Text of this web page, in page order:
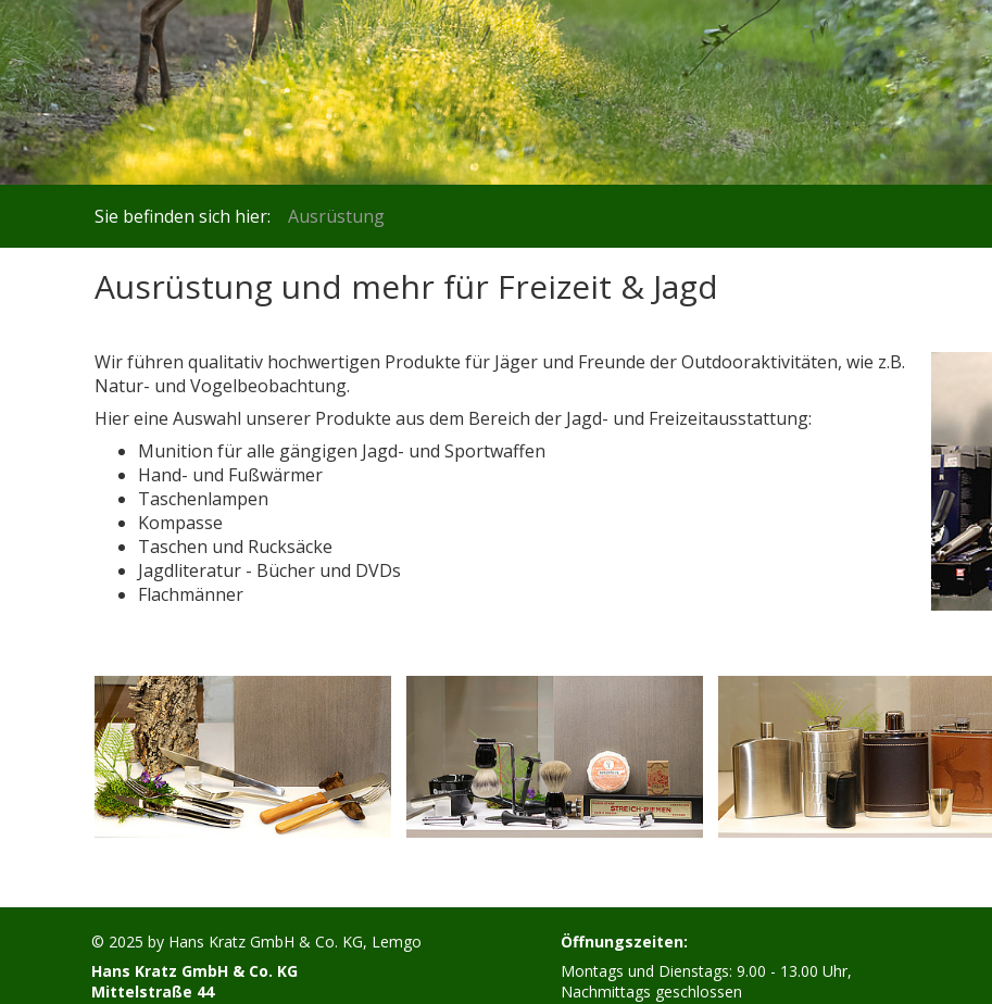
Sie befinden sich hier: Ausrüstung
Ausrüstung und mehr für Freizeit & Jagd
Wir führen qualitativ hochwertigen Produkte für Jäger und Freunde der Outdooraktivitäten, wie z.B.
Natur- und Vogelbeobachtung.
Hier eine Auswahl unserer Produkte aus dem Bereich der Jagd- und Freizeitausstattung:
Munition für alle gängigen Jagd- und Sportwaffen
Hand- und Fußwärmer
Taschenlampen
Kompasse
Taschen und Rucksäcke
Jagdliteratur - Bücher und DVDs
Flachmänner
© 2025 by Hans Kratz GmbH & Co. KG, Lemgo
Hans Kratz GmbH & Co. KG
Mittelstraße 44
Öffnungszeiten:
Montags und Dienstags: 9.00 - 13.00 Uhr,
Nachmittags geschlossen